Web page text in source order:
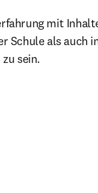
mit
Schule als auch
sein.